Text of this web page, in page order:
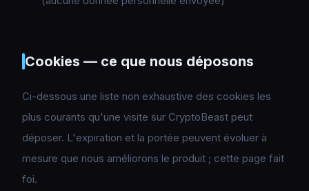
Cookies — ce que nous déposons
Ci-dessous une liste non exhaustive des cookies les
plus courants qu'une visite sur CryptoBeast peut
déposer. L'expiration et la portée peuvent évoluer à
mesure que nous améliorons le produit ; cette page fait
foi.